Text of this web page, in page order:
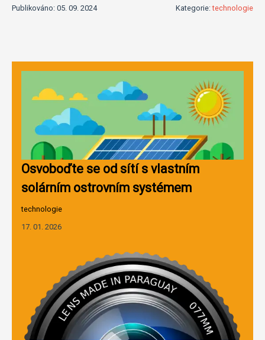
Publikováno: 05. 09. 2024 Kategorie:technologie
Osvoboďte se od sítí s vlastním
solárním ostrovním systémem
technologie
17. 01. 2026